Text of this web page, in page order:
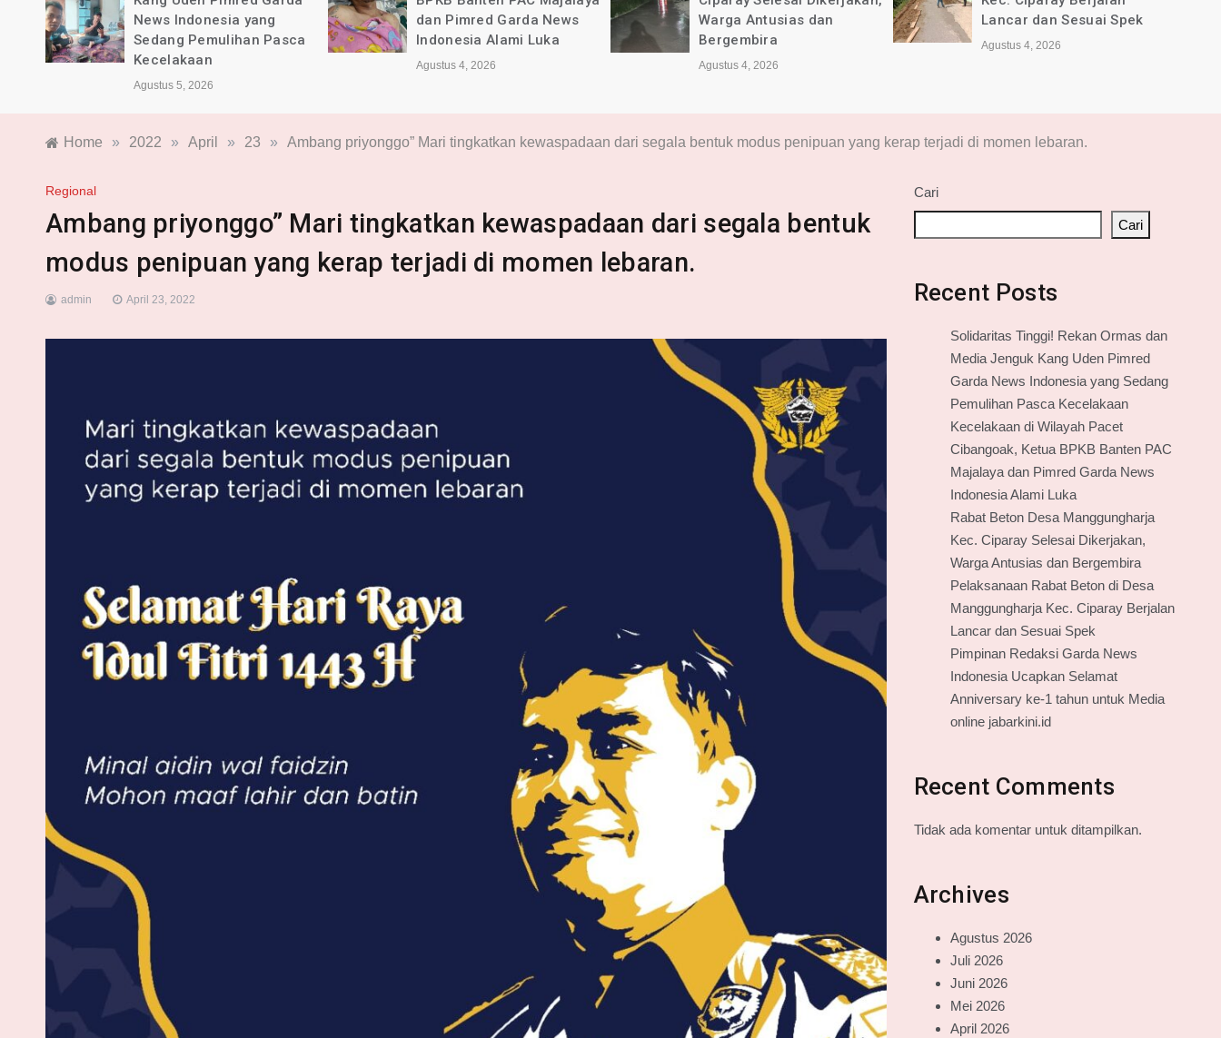
dan Pimred Garda News
Indonesia Alami Luka
Agustus 4, 2026
Warga Antusias dan
Bergembira
Agustus 4, 2026
Lancar dan Sesuai Spek
Agustus 4, 2026
tahun untuk Media online
jabarkini.id
Home » 2022 » April » 23 » Ambang priyonggo” Mari tingkatkan kewaspadaan dari segala bentuk modus penipuan yang kerap terjadi di momen lebaran.
Regional
Ambang priyonggo” Mari tingkatkan kewaspadaan dari segala bentuk
modus penipuan yang kerap terjadi di momen lebaran.
admin April 23, 2022
Cari
Cari
Recent Posts
Solidaritas Tinggi! Rekan Ormas dan
Media Jenguk Kang Uden Pimred
Garda News Indonesia yang Sedang
Pemulihan Pasca Kecelakaan
Kecelakaan di Wilayah Pacet
Cibangoak, Ketua BPKB Banten PAC
Majalaya dan Pimred Garda News
Indonesia Alami Luka
Rabat Beton Desa Manggungharja
Kec. Ciparay Selesai Dikerjakan,
Warga Antusias dan Bergembira
Pelaksanaan Rabat Beton di Desa
Manggungharja Kec. Ciparay Berjalan
Lancar dan Sesuai Spek
Pimpinan Redaksi Garda News
Indonesia Ucapkan Selamat
Anniversary ke-1 tahun untuk Media
online jabarkini.id
Recent Comments
Tidak ada komentar untuk ditampilkan.
Archives
Agustus 2026
Juli 2026
Juni 2026
Mei 2026
April 2026